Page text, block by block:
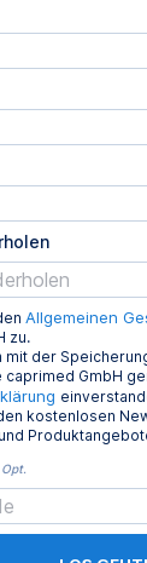
Allgemeinen
zu.
mit der
caprimed GmbH
kostenlosen
Opt.